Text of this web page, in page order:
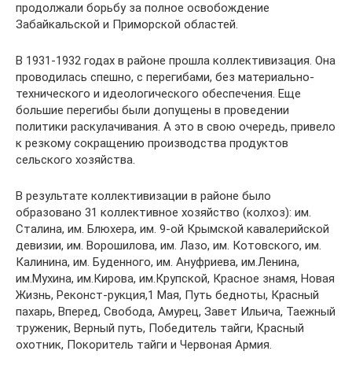
продолжали борьбу за полное освобождение
Забайкальской и Приморской областей.
В 1931-1932 годах в районе прошла коллективизация. Она
проводилась спешно, с перегибами, без материально-
технического и идеологического обеспечения. Еще
большие перегибы были допущены в проведении
политики раскулачивания. А это в свою очередь, привело
к резкому сокращению производства продуктов
сельского хозяйства.
В результате коллективизации в районе было
образовано 31 коллективное хозяйство (колхоз): им.
Сталина, им. Блюхера, им. 9-ой Крымской кавалерийской
девизии, им. Ворошилова, им. Лазо, им. Котовского, им.
Калинина, им. Буденного, им. Ануфриева, им.Ленина,
им.Мухина, им.Кирова, им.Крупской, Красное знамя, Новая
Жизнь, Реконст-рукция,1 Мая, Путь бедноты, Красный
пахарь, Вперед, Свобода, Амурец, Завет Ильича, Таежный
труженик, Верный путь, Победитель тайги, Красный
охотник, Покоритель тайги и Червоная Армия.